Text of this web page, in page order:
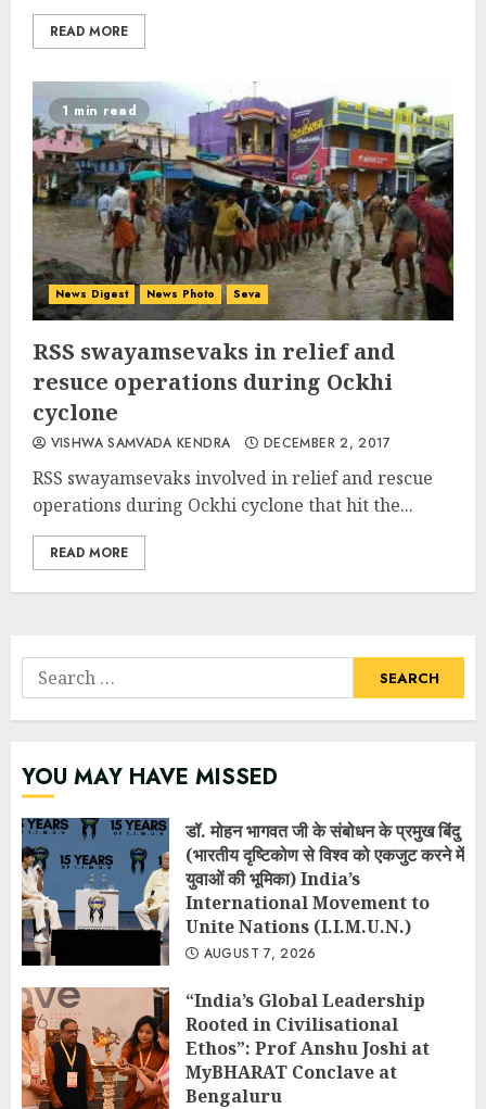
READ MORE
1 min read
News Digest News Photo Seva
RSS swayamsevaks in relief and
resuce operations during Ockhi
cyclone
VISHWA SAMVADA KENDRA DECEMBER 2, 2017
RSS swayamsevaks involved in relief and rescue
operations during Ockhi cyclone that hit the...
READ MORE
Search
for:
YOU MAY HAVE MISSED
डॉ. मोहन भागवत जी के संबोधन के प्रमुख बिंदु
(भारतीय दृष्टिकोण से विश्व को एकजुट करने में
युवाओं की भूमिका) India’s
International Movement to
Unite Nations (I.I.M.U.N.)
AUGUST 7, 2026
“India’s Global Leadership
Rooted in Civilisational
Ethos”: Prof Anshu Joshi at
MyBHARAT Conclave at
Bengaluru